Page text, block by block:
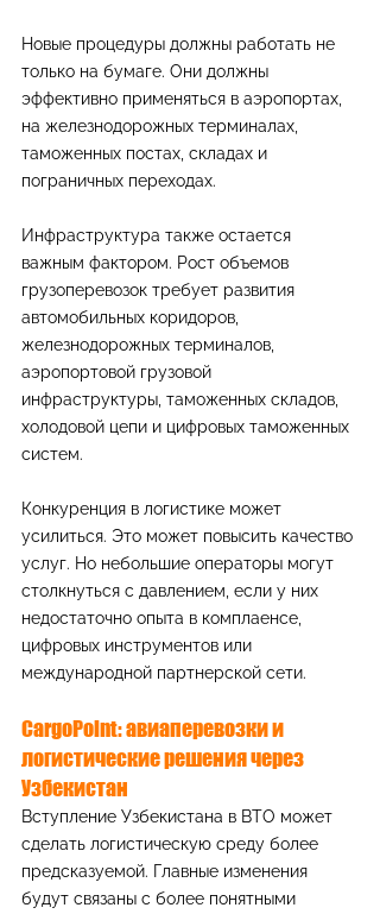
Новые процедуры должны работать не
только на бумаге. Они должны
эффективно применяться в аэропортах,
на железнодорожных терминалах,
таможенных постах, складах и
пограничных переходах.
Инфраструктура также остается
важным фактором. Рост объемов
грузоперевозок требует развития
автомобильных коридоров,
железнодорожных терминалов,
аэропортовой грузовой
инфраструктуры, таможенных складов,
холодовой цепи и цифровых таможенных
систем.
Конкуренция в логистике может
усилиться. Это может повысить качество
услуг. Но небольшие операторы могут
столкнуться с давлением, если у них
недостаточно опыта в комплаенсе,
цифровых инструментов или
международной партнерской сети.
CargoPoint: авиаперевозки и
логистические решения через
Узбекистан
Вступление Узбекистана в ВТО может
сделать логистическую среду более
предсказуемой. Главные изменения
будут связаны с более понятными